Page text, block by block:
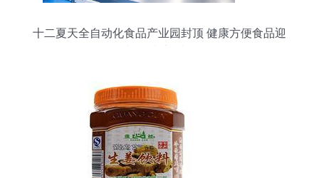
十二夏天全自动化食品产业园封顶 健康方便食品迎